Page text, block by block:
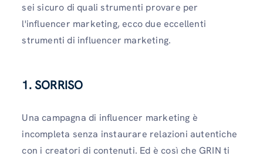
sei sicuro di quali strumenti provare per
l'influencer marketing, ecco due eccellenti
strumenti di influencer marketing.
1. SORRISO
Una campagna di influencer marketing è
incompleta senza instaurare relazioni autentiche
con i creatori di contenuti. Ed è così che GRIN ti